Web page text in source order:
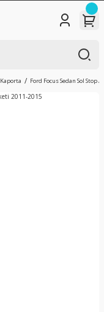
Kaporta Ford Focus Sedan Sol Stop